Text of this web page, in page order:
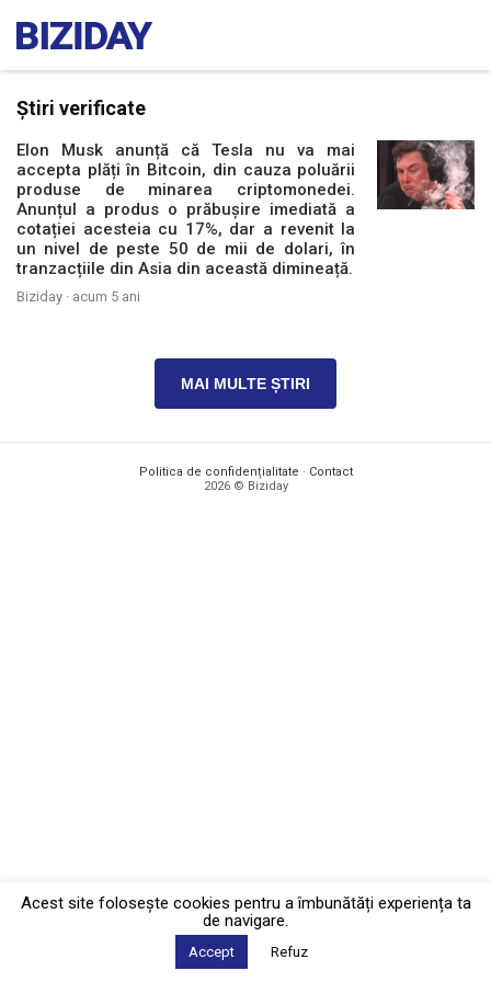
Știri verificate
Elon Musk anunță că Tesla nu va mai
accepta plăți în Bitcoin, din cauza poluării
produse de minarea criptomonedei.
Anunțul a produs o prăbușire imediată a
cotației acesteia cu 17%, dar a revenit la
un nivel de peste 50 de mii de dolari, în
tranzacțiile din Asia din această dimineață.
Biziday · acum 5 ani
MAI MULTE ȘTIRI
Politica de confidențialitate · Contact
2026 © Biziday
Acest site foloseşte cookies pentru a îmbunătăți experiența ta
de navigare.
Accept Refuz